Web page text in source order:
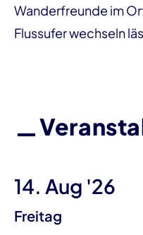
Wanderfreunde im
Flussufer wechseln
14. Aug '26
Freitag